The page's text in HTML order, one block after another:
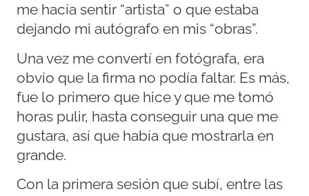
me hacía sentir “artista” o que estaba
dejando mi autógrafo en mis “obras”.
Una vez me convertí en fotógrafa, era
obvio que la firma no podía faltar. Es más,
fue lo primero que hice y que me tomó
horas pulir, hasta conseguir una que me
gustara, así que había que mostrarla en
grande.
Con la primera sesión que subí, entre las